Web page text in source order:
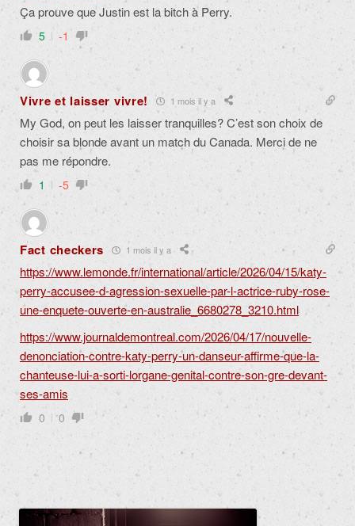
Ça prouve que Justin est la bitch à Perry.
5 -1
Vivre et laisser vivre! 1 mois il y a
My God, on peut les laisser tranquilles? C’est son choix de
choisir sa blonde avant un match du Canada. Merci de ne
pas me répondre.
1 -5
Fact checkers 1 mois il y a
https://www.lemonde.fr/international/article/2026/04/15/katy-
perry-accusee-d-agression-sexuelle-par-l-actrice-ruby-rose-
une-enquete-ouverte-en-australie_6680278_3210.html
https://www.journaldemontreal.com/2026/04/17/nouvelle-
denonciation-contre-katy-perry-un-danseur-affirme-que-la-
chanteuse-lui-a-sorti-lorgane-genital-contre-son-gre-devant-
ses-amis
0 0